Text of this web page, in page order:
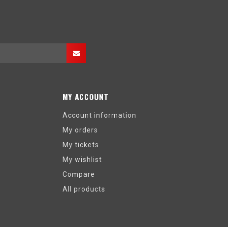
MY ACCOUNT
Account information
My orders
My tickets
My wishlist
Compare
All products